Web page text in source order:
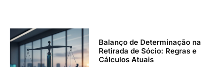
Balanço de Determinação na
Retirada de Sócio: Regras e
Cálculos Atuais